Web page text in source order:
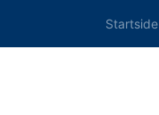
Startside